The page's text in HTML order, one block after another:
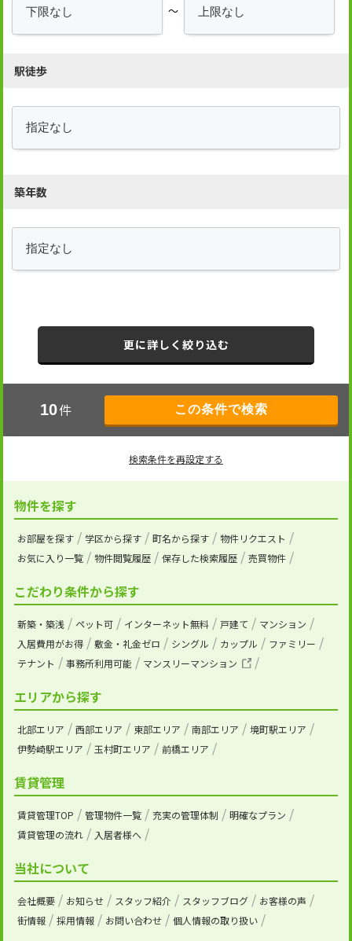
～
駅徒歩
築年数
更に詳しく絞り込む
10件
検索条件を再設定する
物件を探す
お部屋を探す 学区から探す 町名から探す
物件リクエスト
お気に入り一覧
物件閲覧履歴 保存した検索履歴 売買物件
こだわり条件から探す
新築・築浅 ペット可 インターネット無料 戸建て
マンション
入居費用がお得
敷金・礼金ゼロ シングル カップル
ファミリー
テナント
事務所利用可能 マンスリーマンション
エリアから探す
北部エリア 西部エリア 東部エリア 南部エリア
境町駅エリア
伊勢崎駅エリア
玉村町エリア 前橋エリア
賃貸管理
賃貸管理TOP 管理物件一覧 充実の管理体制
明確なプラン
賃貸管理の流れ
入居者様へ
当社について
会社概要 お知らせ スタッフ紹介 スタッフブログ
お客様の声
街情報
採用情報 お問い合わせ 個人情報の取り扱い